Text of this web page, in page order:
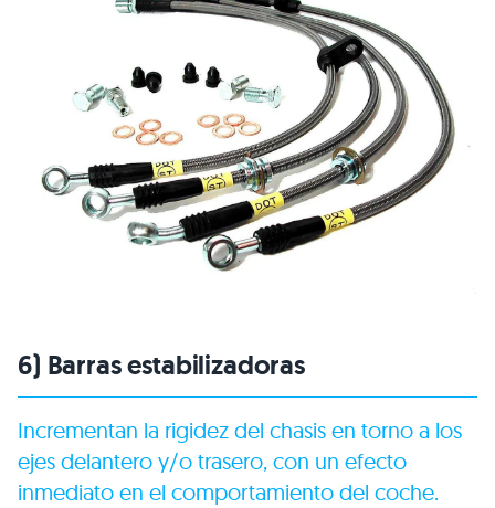
6) Barras estabilizadoras
Incrementan la rigidez del chasis en torno a los
ejes delantero y/o trasero, con un efecto
inmediato en el comportamiento del coche.